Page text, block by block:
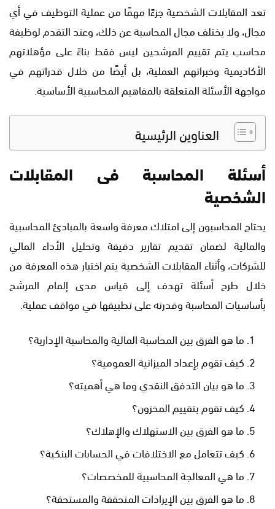
تعد المقابلات الشخصية جزءًا مهمًا من عملية التوظيف في أي
مجال، ولا يختلف مجال المحاسبة عن ذلك، وعند التقدم لوظيفة
محاسب يتم تقييم المرشحين ليس فقط بناءً على مؤهلاتهم
الأكاديمية وخبراتهم العملية، بل أيضًا من خلال قدراتهم في
مواجهة الأسئلة المتعلقة بالمفاهيم المحاسبية الأساسية.
العناوين الرئيسية
أسئلة المحاسبة فى المقابلات
الشخصية
يحتاج المحاسبون إلى امتلاك معرفة واسعة بالمبادئ المحاسبية
والمالية لضمان تقديم تقارير دقيقة وتحليل الأداء المالي
للشركات، وأثناء المقابلات الشخصية يتم اختبار هذه المعرفة من
خلال طرح أسئلة تهدف إلى قياس مدى إلمام المرشح
بأساسيات المحاسبة وقدرته على تطبيقها في مواقف عملية.
ما هو الفرق بين المحاسبة المالية والمحاسبة الإدارية؟
كيف تقوم بإعداد الميزانية العمومية؟
ما هو بيان التدفق النقدي وما هي أهميته؟
كيف تقوم بتقييم المخزون؟
ما هو الفرق بين الاستهلاك والإهلاك؟
كيف تتعامل مع الاختلافات في الحسابات البنكية؟
ما هي المعالجة المحاسبية للمخصصات؟
ما هو الفرق بين الإيرادات المتحققة والمستحقة؟